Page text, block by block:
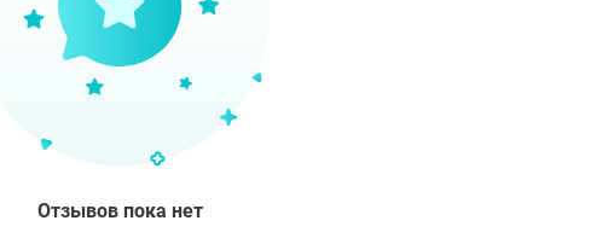
Отзывов пока нет